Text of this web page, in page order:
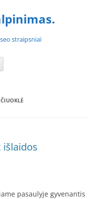
straipsniai
išlaidos
pasaulyje gyvenantis